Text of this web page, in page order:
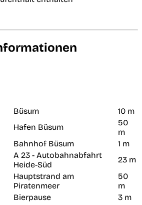
Büsum
10 m
Hafen Büsum
50
m
Bahnhof Büsum
1 m
A 23 - Autobahnabfahrt
Heide-Süd
23 m
Hauptstrand am
Piratenmeer
50
m
Bierpause
3 m